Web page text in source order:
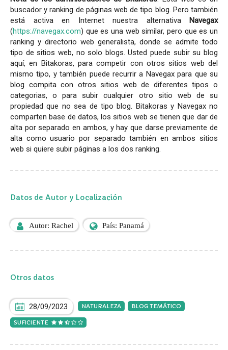
buscador y ranking de páginas web de tipo blog. Pero también
está activa en Internet nuestra alternativa Navegax
(https://navegax.com) que es una web similar, pero que es un
ranking y directorio web generalista, donde se admite todo
tipo de sitios web, no solo blogs. Usted puede subir su blog
aquí, en Bitakoras, para competir con otros sitios web del
mismo tipo, y también puede recurrir a Navegax para que su
blog compita con otros sitios web de diferentes tipos o
categorias, o para subir cualquier otro sitio web de su
propiedad que no sea de tipo blog. Bitakoras y Navegax no
comparten base de datos, los sitios web se tienen que dar de
alta por separado en ambos, y hay que darse previamente de
alta como usuario por separado también en ambos sitios
web si quiere subir páginas a los dos ranking.
Datos de Autor y Localización
Autor: Rachel País: Panamá
Otros datos
28/09/2023 NATURALEZA BLOG TEMÁTICO
SUFICIENTE